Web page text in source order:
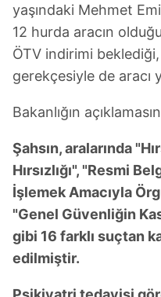
yaşındaki Mehmet
12 hurda aracın
ÖTV indirimi beklediği,
gerekçesiyle de aracı
Bakanlığın
Şahsın, aralarında
Hırsızlığı", "Resmi
İşlemek Amacıyla
"Genel Güvenliğin
gibi 16 farklı suçtan
edilmiştir.